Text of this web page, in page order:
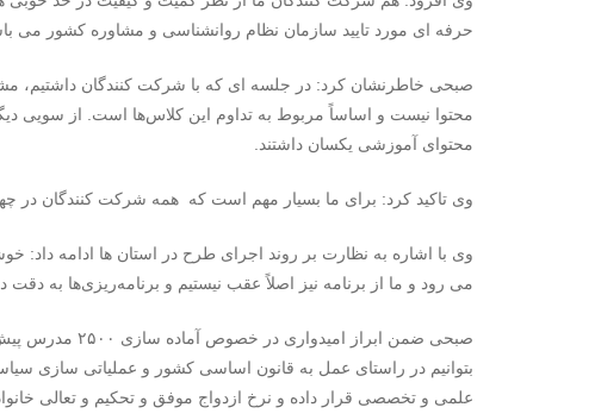
حرفه ای مورد تایید سازمان نظام روانشناسی و مشاوره کشور می
صبحی خاطرنشان کرد: در جلسه ای که با شرکت کنندگان داشتیم،
محتوا نیست و اساساً مربوط به تداوم این کلاس‌ها است. از سویی
محتوای آموزشی یکسان داشتند.
وی تاکید کرد: برای ما بسیار مهم است که همه شرکت کنندگان در
وی با اشاره به نظارت بر روند اجرای طرح در استان ها ادامه داد:
می رود و ما از برنامه نیز اصلاً عقب نیستیم و برنامه‌ریزی‌ها به
صبحی ضمن ابراز
بتوانیم در راستای عمل به قانون اساسی کشور و عملیاتی سازی
علمی و تخصصی قرار داده و نرخ ازدواج موفق و تحکیم و تعالی